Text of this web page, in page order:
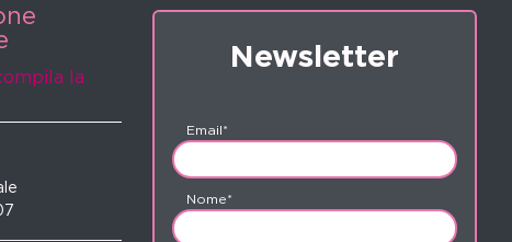
la
Newsletter
Email*
Nome*